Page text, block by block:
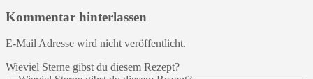
Kommentar hinterlassen
E-Mail Adresse wird nicht veröffentlicht.
Wieviel Sterne gibst du diesem Rezept?